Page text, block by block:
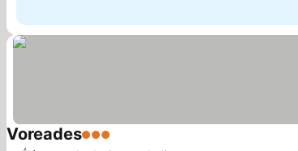
Voreades3 Étoiles